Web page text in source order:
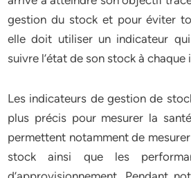
gestion du stock et pour éviter
elle doit utiliser un indicateur
suivre l’état de son stock à chaque
Les indicateurs de gestion de
plus précis pour mesurer la
permettent notamment de
stock ainsi que les